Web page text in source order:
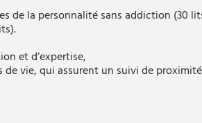
de la personnalité sans addiction (30
et d’expertise,
vie, qui assurent un suivi de